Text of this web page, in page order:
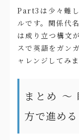
Part3は少々難
ルです。関係代
は成り立つ構文
スで英語をガン
ャレンジしてみ
まとめ 〜
方で進め